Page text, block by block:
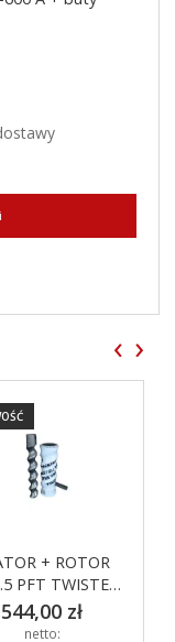
+ ROTOR
PFT TWISTER
srebrny
544,00 zł
netto:
‹ ›